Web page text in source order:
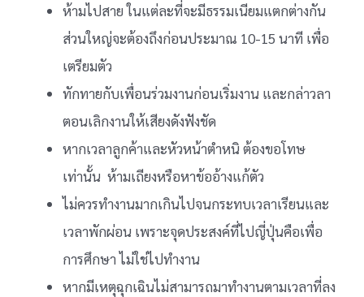
ห้ามไปสาย ในแต่ละที่จะมีธรรมเนียมแตกต่างกัน
ส่วนใหญ่จะต้องถึงก่อนประมาณ 10-15 นาที เพื่อ
เตรียมตัว
ทักทายกับเพื่อนร่วมงานก่อนเริ่มงาน และกล่าวลา
ตอนเลิกงานให้เสียงดังฟังชัด
หากเวลาลูกค้าและหัวหน้าตำหนิ ต้องขอโทษ
เท่านั้น ห้ามเถียงหรือหาข้ออ้างแก้ตัว
ไม่ควรทำงานมากเกินไปจนกระทบเวลาเรียนและ
เวลาพักผ่อน เพราะจุดประสงค์ที่ไปญี่ปุ่นคือเพื่อ
การศึกษา ไม่ใช่ไปทำงาน
หากมีเหตุฉุกเฉินไม่สามารถมาทำงานตามเวลาที่ลง